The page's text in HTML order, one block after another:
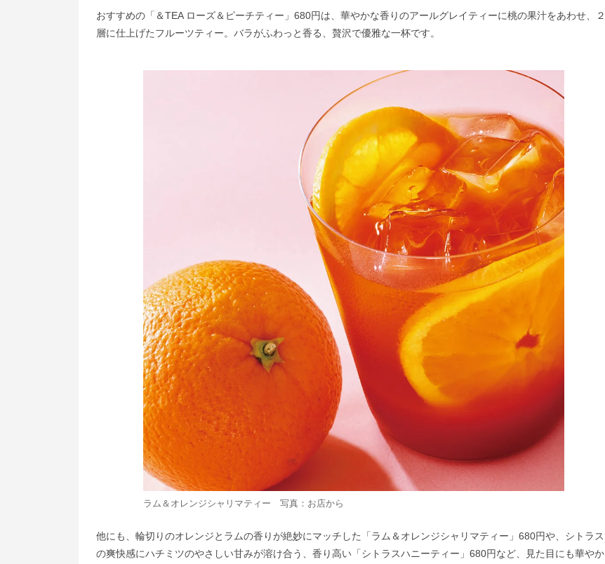
おすすめの「＆TEA ローズ＆ピーチティー」680円は、華やかな香りのアールグレイティーに桃の果汁をあわせ、２
層に仕上げたフルーツティー。バラがふわっと香る、贅沢で優雅な一杯です。
ラム＆オレンジシャリマティー 写真：お店から
他にも、輪切りのオレンジとラムの香りが絶妙にマッチした「ラム＆オレンジシャリマティー」680円や、シトラス
の爽快感にハチミツのやさしい甘みが溶け合う、香り高い「シトラスハニーティー」680円など、見た目にも華やか